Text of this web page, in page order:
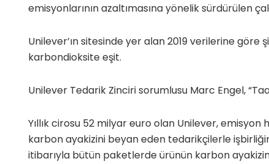
emisyonlarının azaltımasına yönelik sürdürülen
Unilever’ın sitesinde yer alan 2019 verilerine
karbondioksite eşit.
Unilever Tedarik Zinciri sorumlusu Marc Engel,
Yıllık cirosu 52 milyar euro olan Unilever,
karbon ayakizini beyan eden tedarikçilerle
itibarıyla bütün paketlerde ürünün karbon